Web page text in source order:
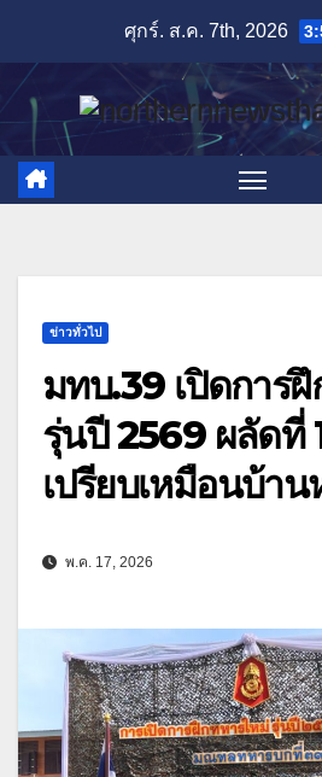
content
ศุกร์. ส.ค. 7th, 2026
ข่าวทั่วไป
มทบ.39 เปิดการ
รุ่นปี 2569 ผลัดที่
เปรียบเหมือนบ้า
พ.ค. 17, 2026